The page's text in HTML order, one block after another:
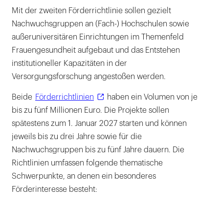
Mit der zweiten Förderrichtlinie sollen gezielt
Nachwuchsgruppen an (Fach-) Hochschulen sowie
außeruniversitären Einrichtungen im Themenfeld
Frauengesundheit aufgebaut und das Entstehen
institutioneller Kapazitäten in der
Versorgungsforschung angestoßen werden.
Beide Förderrichtlinien
haben ein Volumen von je
bis zu fünf Millionen Euro. Die Projekte sollen
spätestens zum 1. Januar 2027 starten und können
jeweils bis zu drei Jahre sowie für die
Nachwuchsgruppen bis zu fünf Jahre dauern. Die
Richtlinien umfassen folgende thematische
Schwerpunkte, an denen ein besonderes
Förderinteresse besteht: